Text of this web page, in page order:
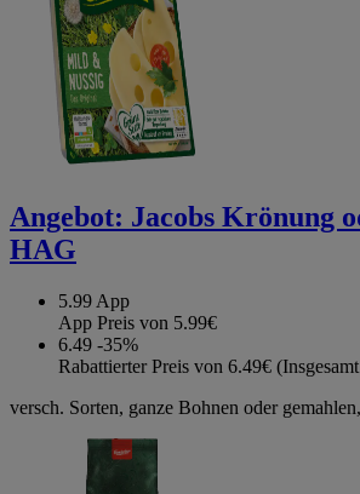
Angebot: Jacobs Krönung
HAG
5.99 App
App Preis von 5.99€
6.49 -35%
Rabattierter Preis von 6.49€
versch. Sorten, ganze Bohnen oder